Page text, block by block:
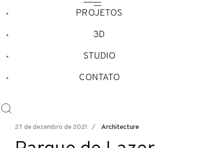
PROJETOS
3D
STUDIO
CONTATO
27 de dezembro de 2021 Architecture